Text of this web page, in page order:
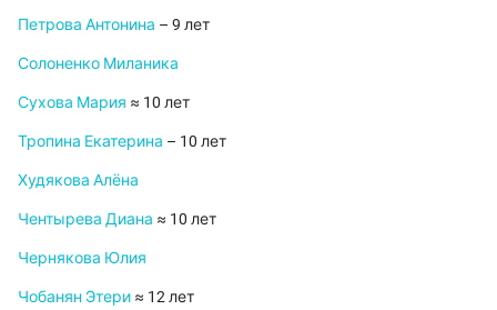
Петрова Антонина – 9 лет
Солоненко Миланика
Сухова Мария ≈ 10 лет
Тропина Екатерина – 10 лет
Худякова Алёна
Чентырева Диана ≈ 10 лет
Чернякова Юлия
Чобанян Этери ≈ 12 лет